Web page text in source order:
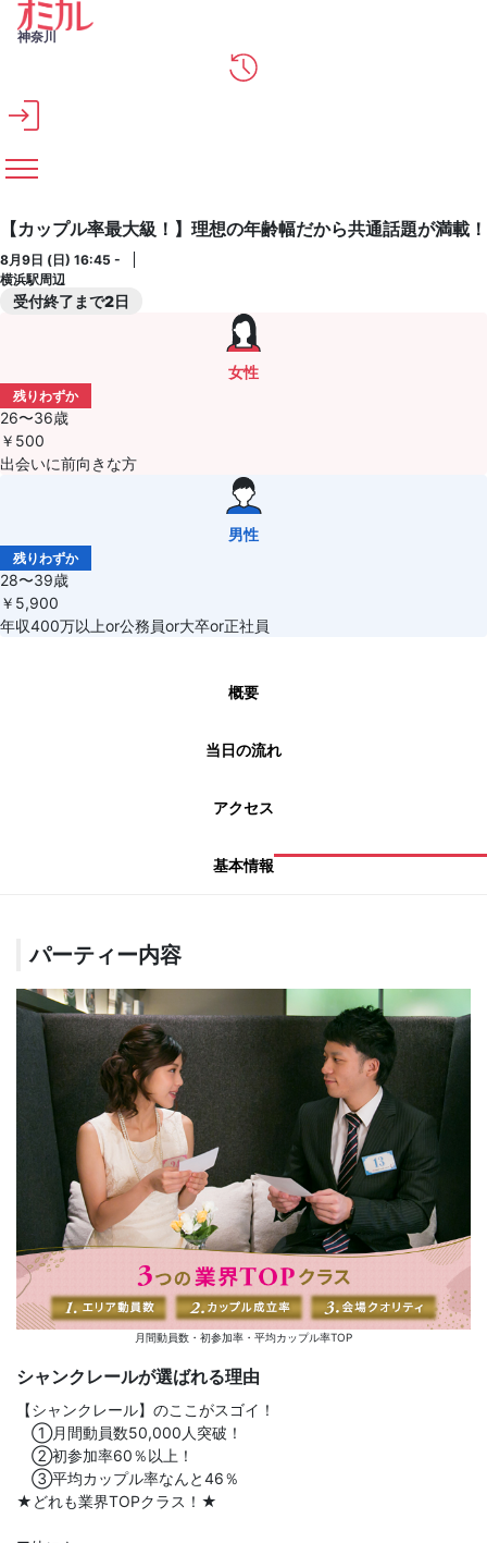
メインコンテンツへスキップ
神奈川
【カップル率最大級！】理想の年齢幅だから共通話題が満載！
8月9日 (日) 16:45 -
横浜駅周辺
受付終了まで2日
女性
残りわずか
26〜36歳
￥500
出会いに前向きな方
男性
残りわずか
28〜39歳
￥5,900
年収400万以上or公務員or大卒or正社員
概要
当日の流れ
アクセス
基本情報
パーティー内容
月間動員数・初参加率・平均カップル率TOP
シャンクレールが選ばれる理由
【シャンクレール】のここがスゴイ！
①月間動員数50,000人突破！
②初参加率60％以上！
③平均カップル率なんと46％
★どれも業界TOPクラス！★